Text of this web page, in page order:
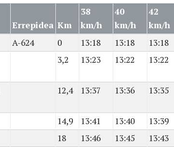
Errepidea Km
38
km/h
40
km/h
42
km/h
A-624 0 13:18 13:18
13:18
3,2 13:23 13:22 13:22
12,4 13:37 13:36 13:35
14,9 13:41 13:40
13:39
18 13:46 13:45 13:43